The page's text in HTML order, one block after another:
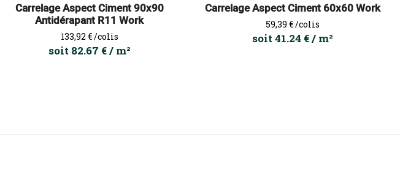
Carrelage Aspect Ciment 90x90
Antidérapant R11 Work
Prix
133,92 €/colis
soit 82.67 € / m²
Carrelage Aspect Ciment 60x60 Work
Prix
59,39 €/colis
soit 41.24 € / m²